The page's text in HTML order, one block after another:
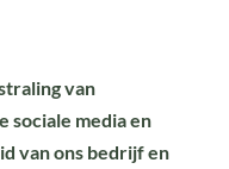
van
sociale media en
van ons bedrijf en